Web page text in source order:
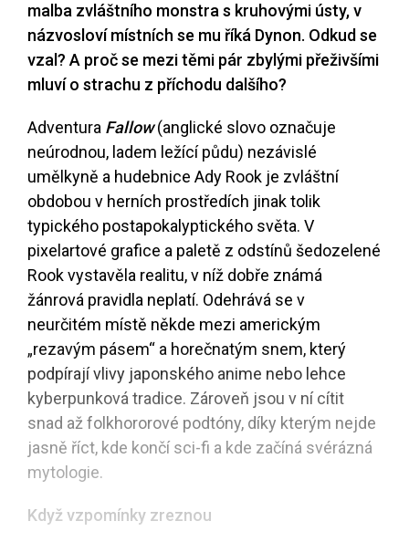
malba zvláštního monstra s kruhovými ústy, v
názvosloví místních se mu říká Dynon. Odkud se
vzal? A proč se mezi těmi pár zbylými přeživšími
mluví o strachu z příchodu dalšího?
Adventura Fallow(anglické slovo označuje
neúrodnou, ladem ležící půdu) nezávislé
umělkyně a hudebnice Ady Rook je zvláštní
obdobou v herních prostředích jinak tolik
typického postapokalyptického světa. V
pixelartové grafice a paletě z odstínů šedozelené
Rook vystavěla realitu, v níž dobře známá
žánrová pravidla neplatí. Odehrává se v
neurčitém místě někde mezi americkým
„rezavým pásem“ a horečnatým snem, který
podpírají vlivy japonského anime nebo lehce
kyberpunková tradice. Zároveň jsou v ní cítit
snad až folkhororové podtóny, díky kterým nejde
jasně říct, kde končí sci-fi a kde začíná svérázná
mytologie.
Když vzpomínky zreznou